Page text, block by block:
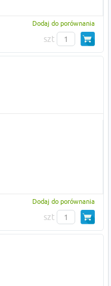
Dodaj do porównania
szt
Dodaj do porównania
szt